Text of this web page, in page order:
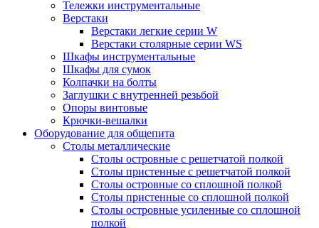
Тележки инструментальные
Верстаки
Верстаки легкие серии W
Верстаки столярные серии WS
Шкафы инструментальные
Шкафы для сумок
Колпачки на болты
Заглушки с внутренней резьбой
Опоры винтовые
Крючки-вешалки
Оборудование для общепита
Столы металлические
Столы островные с решетчатой полкой
Столы пристенные с решетчатой полкой
Столы островные со сплошной полкой
Столы пристенные со сплошной полкой
Столы островные усиленные со сплошной
полкой